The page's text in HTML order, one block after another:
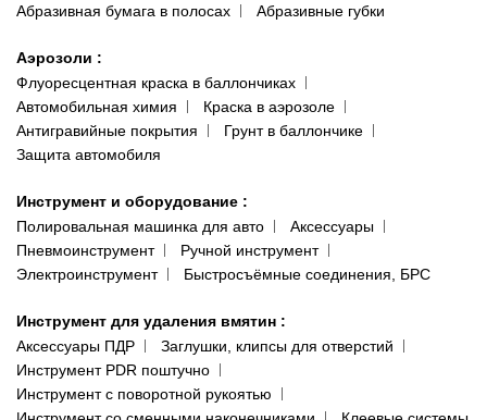
Абразивная бумага в полосах
Абразивные губки
Аэрозоли :
Флуоресцентная краска в баллончиках
Автомобильная химия
Краска в аэрозоле
Антигравийные покрытия
Грунт в баллончике
Защита автомобиля
Инструмент и оборудование :
Полировальная машинка для авто
Аксессуары
Пневмоинструмент
Ручной инструмент
Электроинструмент
Быстросъёмные соединения, БРС
Инструмент для удаления вмятин :
Аксессуары ПДР
Заглушки, клипсы для отверстий
Инструмент PDR поштучно
Инструмент с поворотной рукоятью